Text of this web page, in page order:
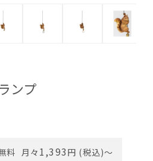
ンプ
料 月々 1,393 円 (税込)〜